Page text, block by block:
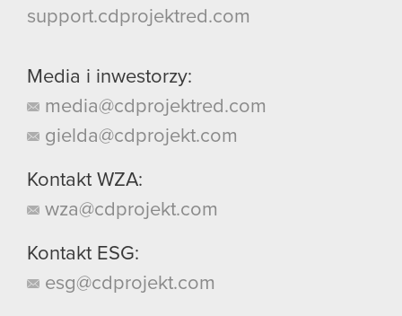
support.cdprojektred.com
Media i inwestorzy:
media@cdprojektred.com
gielda@cdprojekt.com
Kontakt WZA:
wza@cdprojekt.com
Kontakt ESG:
esg@cdprojekt.com